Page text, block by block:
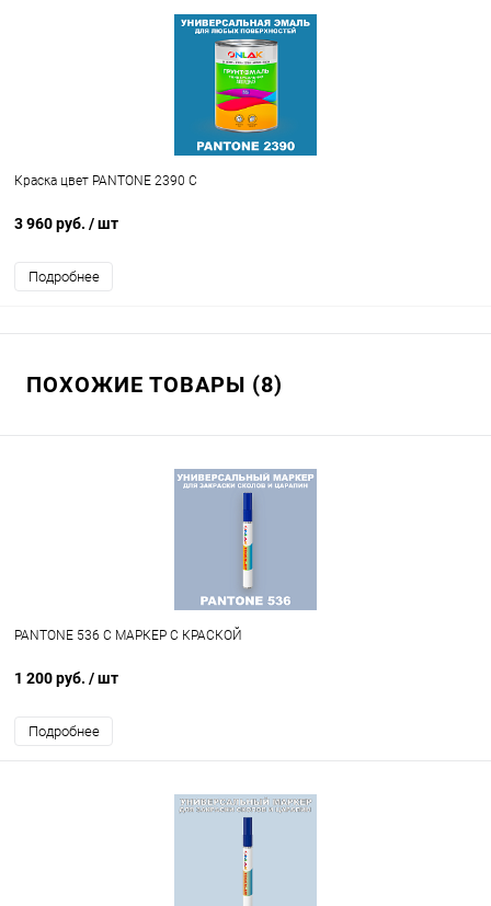
Краска цвет PANTONE 2390 C
3 960 руб. / шт
Подробнее
ПОХОЖИЕ ТОВАРЫ (8)
PANTONE 536 C МАРКЕР С КРАСКОЙ
1 200 руб. / шт
Подробнее